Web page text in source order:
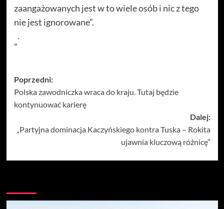
zaangażowanych jest w to wiele osób i nic z tego
nie jest ignorowane”.
„`
Zobacz
wpisy
Poprzedni:
Polska zawodniczka wraca do kraju. Tutaj będzie
kontynuować karierę
Dalej:
„Partyjna dominacja Kaczyńskiego kontra Tuska – Rokita
ujawnia kluczową różnicę”